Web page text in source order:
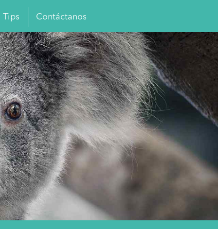
Tips Contáctanos